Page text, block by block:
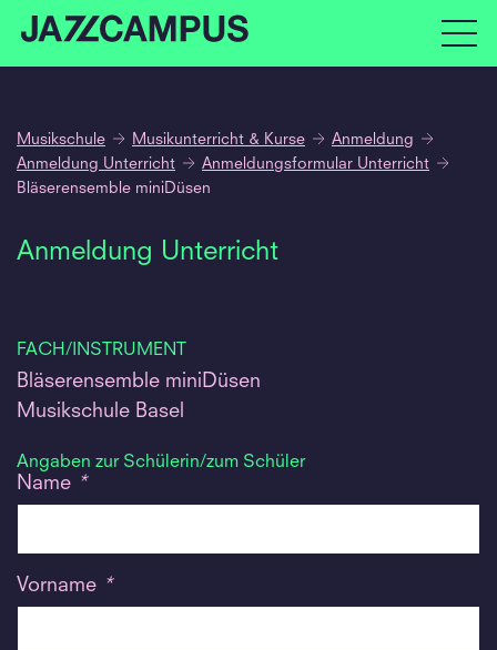
Musikschule Musikunterricht & Kurse
Anmeldung
Anmeldung Unterricht
Anmeldungsformular Unterricht
Bläserensemble miniDüsen
Anmeldung Unterricht
FACH/INSTRUMENT
Bläserensemble miniDüsen
Musikschule Basel
Angaben zur Schülerin/zum Schüler
Name *
Vorname *